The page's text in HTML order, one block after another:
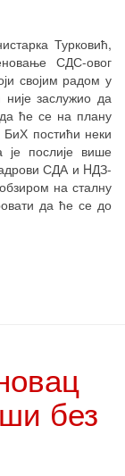
Турковић,
СДС-овог
својим радом у
заслужио да
ће се на плану
БиХ постићи неки
послије више
СДА и HДЗ-
на сталну
да ће се до
без